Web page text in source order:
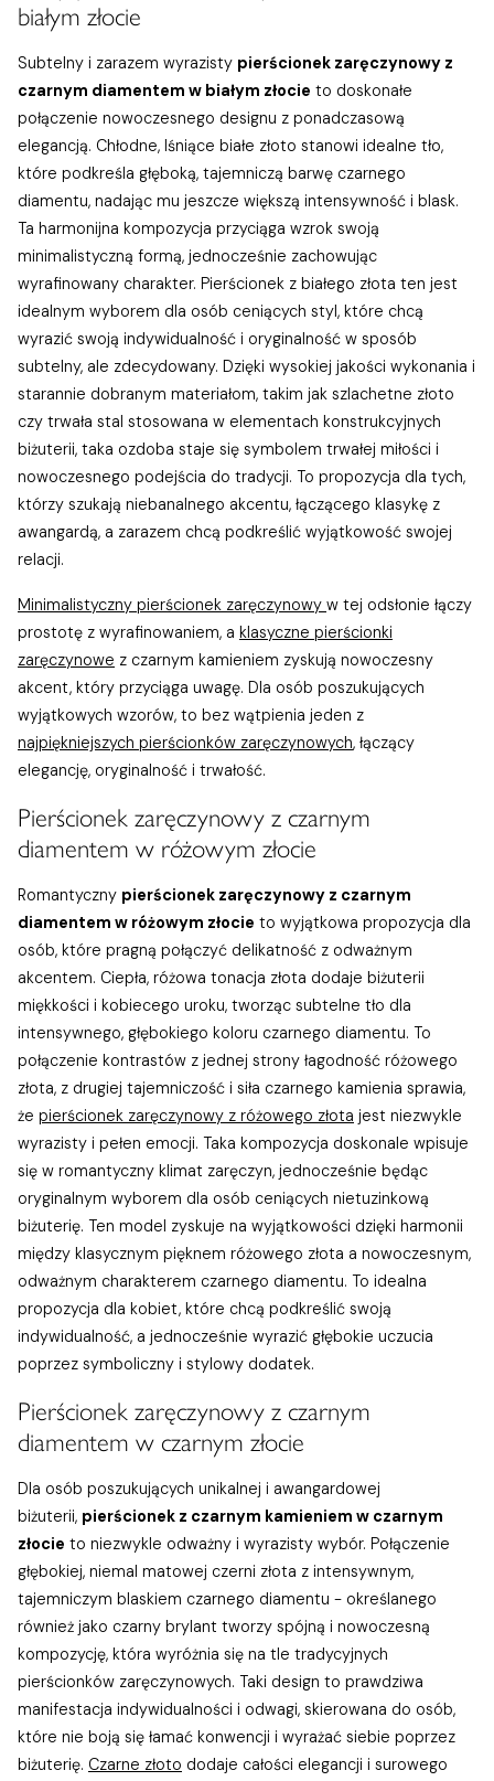
białym złocie
Subtelny i zarazem wyrazisty pierścionek zaręczynowy z
czarnym diamentem w białym złocie to doskonałe
połączenie nowoczesnego designu z ponadczasową
elegancją. Chłodne, lśniące białe złoto stanowi idealne tło,
które podkreśla głęboką, tajemniczą barwę czarnego
diamentu, nadając mu jeszcze większą intensywność i blask.
Ta harmonijna kompozycja przyciąga wzrok swoją
minimalistyczną formą, jednocześnie zachowując
wyrafinowany charakter. Pierścionek z białego złota ten jest
idealnym wyborem dla osób ceniących styl, które chcą
wyrazić swoją indywidualność i oryginalność w sposób
subtelny, ale zdecydowany. Dzięki wysokiej jakości wykonania i
starannie dobranym materiałom, takim jak szlachetne złoto
czy trwała stal stosowana w elementach konstrukcyjnych
biżuterii, taka ozdoba staje się symbolem trwałej miłości i
nowoczesnego podejścia do tradycji. To propozycja dla tych,
którzy szukają niebanalnego akcentu, łączącego klasykę z
awangardą, a zarazem chcą podkreślić wyjątkowość swojej
relacji.
Minimalistyczny pierścionek zaręczynowy w tej odsłonie łączy
prostotę z wyrafinowaniem, a klasyczne pierścionki
zaręczynowe z czarnym kamieniem zyskują nowoczesny
akcent, który przyciąga uwagę. Dla osób poszukujących
wyjątkowych wzorów, to bez wątpienia jeden z
najpiękniejszych pierścionków zaręczynowych, łączący
elegancję, oryginalność i trwałość.
Pierścionek zaręczynowy z czarnym
diamentem w różowym złocie
Romantyczny pierścionek zaręczynowy z czarnym
diamentem w różowym złocie to wyjątkowa propozycja dla
osób, które pragną połączyć delikatność z odważnym
akcentem. Ciepła, różowa tonacja złota dodaje biżuterii
miękkości i kobiecego uroku, tworząc subtelne tło dla
intensywnego, głębokiego koloru czarnego diamentu. To
połączenie kontrastów z jednej strony łagodność różowego
złota, z drugiej tajemniczość i siła czarnego kamienia sprawia,
że pierścionek zaręczynowy z różowego złota jest niezwykle
wyrazisty i pełen emocji. Taka kompozycja doskonale wpisuje
się w romantyczny klimat zaręczyn, jednocześnie będąc
oryginalnym wyborem dla osób ceniących nietuzinkową
biżuterię. Ten model zyskuje na wyjątkowości dzięki harmonii
między klasycznym pięknem różowego złota a nowoczesnym,
odważnym charakterem czarnego diamentu. To idealna
propozycja dla kobiet, które chcą podkreślić swoją
indywidualność, a jednocześnie wyrazić głębokie uczucia
poprzez symboliczny i stylowy dodatek.
Pierścionek zaręczynowy z czarnym
diamentem w czarnym złocie
Dla osób poszukujących unikalnej i awangardowej
biżuterii, pierścionek z czarnym kamieniem w czarnym
złocie to niezwykle odważny i wyrazisty wybór. Połączenie
głębokiej, niemal matowej czerni złota z intensywnym,
tajemniczym blaskiem czarnego diamentu - określanego
również jako czarny brylant tworzy spójną i nowoczesną
kompozycję, która wyróżnia się na tle tradycyjnych
pierścionków zaręczynowych. Taki design to prawdziwa
manifestacja indywidualności i odwagi, skierowana do osób,
które nie boją się łamać konwencji i wyrażać siebie poprzez
biżuterię. Czarne złoto dodaje całości elegancji i surowego